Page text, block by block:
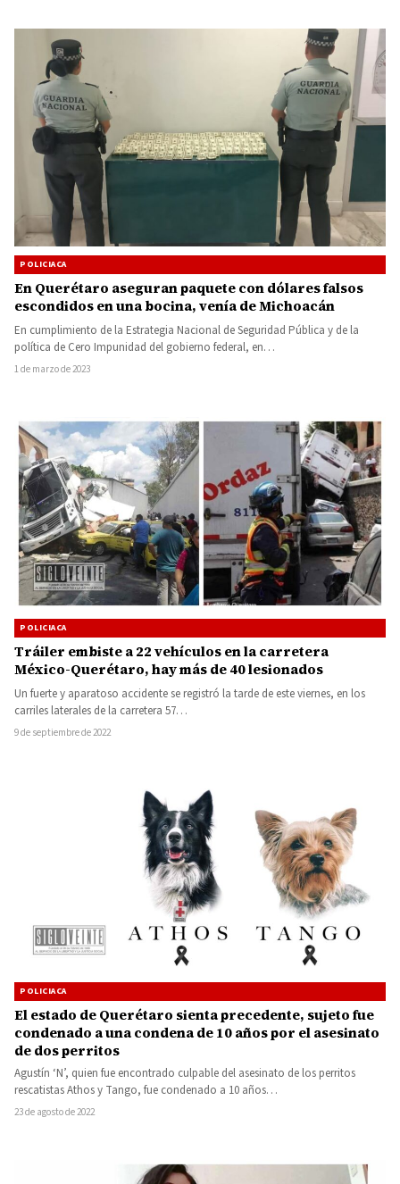
POLICIACA
En Querétaro aseguran paquete con dólares falsos
escondidos en una bocina, venía de Michoacán
En cumplimiento de la Estrategia Nacional de Seguridad Pública y de la
política de Cero Impunidad del gobierno federal, en…
1 de marzo de 2023
POLICIACA
Tráiler embiste a 22 vehículos en la carretera
México-Querétaro, hay más de 40 lesionados
Un fuerte y aparatoso accidente se registró la tarde de este viernes, en los
carriles laterales de la carretera 57…
9 de septiembre de 2022
POLICIACA
El estado de Querétaro sienta precedente, sujeto fue
condenado a una condena de 10 años por el asesinato
de dos perritos
Agustín ‘N’, quien fue encontrado culpable del asesinato de los perritos
rescatistas Athos y Tango, fue condenado a 10 años…
23 de agosto de 2022